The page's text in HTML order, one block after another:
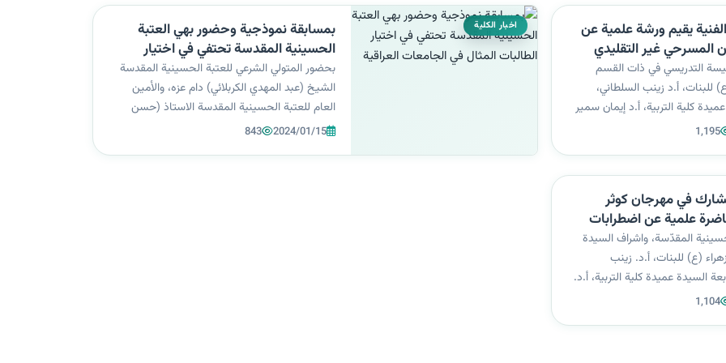
يقيم ورشة علمية عن
المسرحي غير التقليدي
التدريسي في ذات القسم
للبنات، أ.د زينب السلطاني،
كلية التربية، أ.د إيمان سمير
/ قسم التربية الفنية، 1,195
اخبار الكلية
بمسابقة نموذجية وحضور بهي العتبة
الحسينية المقدسة تحتفي في اختيار
الطالبات المثال في الجامعات العراقية
بحضور المتولي الشرعي للعتبة الحسينية المقدسة
الشيخ (عبد المهدي الكربلائي) دام عزه، والأمين
العام للعتبة الحسينية المقدسة الاستاذ (حسن
رشيد العبايجي) شاركت رئيسة جامعة الزهراء (عليها
2024/01/15
843
تشارك في مهرجان كوثر
علمية عن اضطرابات
اللغة العربية
المقدّسة، واشراف السيدة
(ع) للبنات، أ.د. زينب
السيدة عميدة كلية التربية، أ.د.
نظّمت كلية التربية محاضرة
1,104